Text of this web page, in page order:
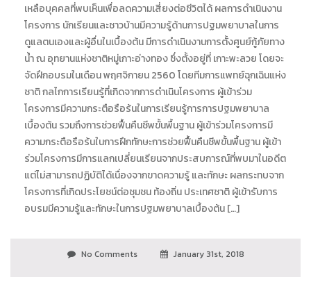
เหลือบุคคลที่พบเห็นเพื่อลดความเสี่ยงต่อชีวิตได้ ผลการดำเนินงาน
โครงการ นักเรียนและชาวบ้านมีความรู้ด้านการปฐมพยาบาลในการ
ดูแลตนเองและผู้อื่นในเบื้องต้น มีการดำเนินงานการตั้งศูนย์กู้ภัยทาง
น้ำ ณ อุทยานแห่งชาติหมู่เกาะอ่างทอง ซึ่งตั้งอยู่ที่ เกาะพะลวย โดยจะ
จัดฝึกอบรมในเดือน พฤศจิกายน 2560 โดยทีมการแพทย์ฉุกเฉินแห่ง
ชาติ กลไกการเรียนรู้ที่เกิดจากการดำเนินโครงการ ผู้เข้าร่วม
โครงการมีความกระตือรือร้นในการเรียนรู้การการปฐมพยาบาล
เบื้องต้น รวมถึงการช่วยฟื้นคืนชีพขั้นพื้นฐาน ผู้เข้าร่วมโครงการมี
ความกระตือรือร้นในการฝึกทักษะการช่วยฟื้นคืนชีพขั้นพื้นฐาน ผู้เข้า
ร่วมโครงการมีการแลกเปลี่ยนเรียนจากประสบการณ์ที่พบมาในอดีต
แต่ไม่สามารถปฏิบัติได้เนื่องจากขาดความรู้ และทักษะ ผลกระทบจาก
โครงการที่เกิดประโยชน์ต่อชุมชน ท้องถิ่น ประเทศชาติ ผู้เข้ารับการ
อบรมมีความรู้และทักษะในการปฐมพยาบาลเบื้องต้น […]
No Comments January 31st, 2018